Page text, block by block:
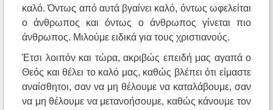
καλό. Όντως από αυτά βγαίνει καλό, όντως ωφελείται
ο άνθρωπος και όντως ο άνθρωπος γίνεται πιο
άνθρωπος. Μιλούμε ειδικά για τους χριστιανούς.
Έτσι λοιπόν και τώρα, ακριβώς επειδή μας αγαπά ο
Θεός και θέλει το καλό μας, καθώς βλέπει ότι είμαστε
αναίσθητοι, σαν να μη θέλουμε να καταλάβουμε, σαν
να μη θέλουμε να μετανοήσουμε, καθώς κάνουμε τον